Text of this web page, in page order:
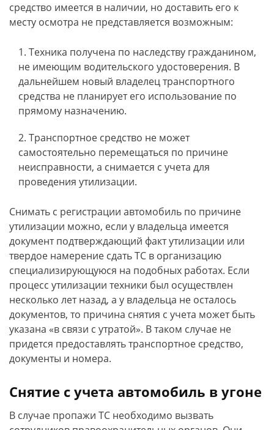
средство имеется в наличии, но доставить его к
месту осмотра не представляется возможным:
Техника получена по наследству гражданином,
не имеющим водительского удостоверения. В
дальнейшем новый владелец транспортного
средства не планирует его использование по
прямому назначению.
Транспортное средство не может
самостоятельно перемещаться по причине
неисправности, а снимается с учета для
проведения утилизации.
Снимать с регистрации автомобиль по причине
утилизации можно, если у владельца имеется
документ подтверждающий факт утилизации или
твердое намерение сдать ТС в организацию
специализирующуюся на подобных работах. Если
процесс утилизации техники был осуществлен
несколько лет назад, а у владельца не осталось
документов, то причина снятия с учета может быть
указана «в связи с утратой». В таком случае не
придется предоставлять транспортное средство,
документы и номера.
Снятие с учета автомобиль в угоне
В случае пропажи ТС необходимо вызвать